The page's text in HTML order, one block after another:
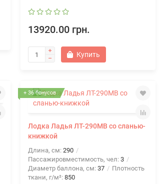
13920.00 грн.
Купить
+ 36 бонусов
Лодка Ладья ЛТ-290МВ со сланью-
книжкой
Длина, см: 290
Пассажировместимость, чел: 3
Диаметр баллона, см: 37
Плотность
ткани, г/м²: 850